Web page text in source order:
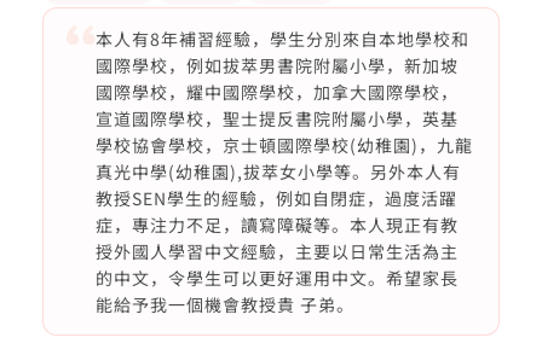
本人有8年補習經驗，學生分別來自本地學校和
國際學校，例如拔萃男書院附屬小學，新加坡
國際學校，耀中國際學校，加拿大國際學校，
宣道國際學校，聖士提反書院附屬小學，英基
學校協會學校，京士頓國際學校(幼稚園)，九龍
真光中學(幼稚園),拔萃女小學等。另外本人有
教授SEN學生的經驗，例如自閉症，過度活躍
症，專注力不足，讀寫障礙等。本人現正有教
授外國人學習中文經驗，主要以日常生活為主
的中文，令學生可以更好運用中文。希望家長
能給予我一個機會教授貴 子弟。